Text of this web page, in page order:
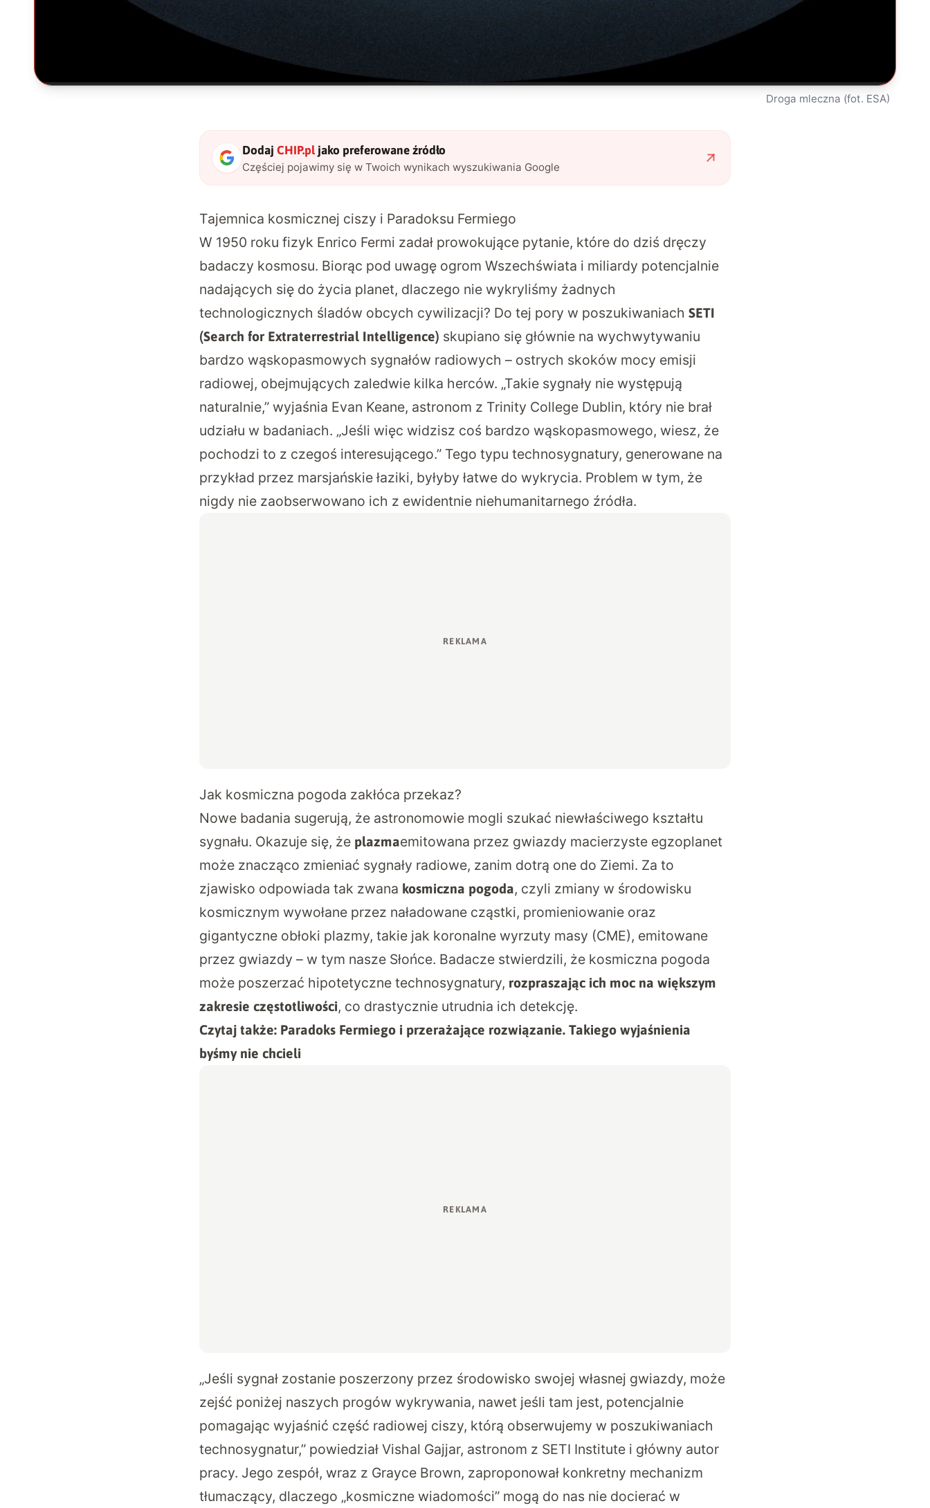
Droga mleczna (fot. ESA)
Dodaj CHIP.pljako preferowane źródło
Częściej pojawimy się w Twoich wynikach wyszukiwania Google
Tajemnica kosmicznej ciszy i Paradoksu Fermiego
W 1950 roku fizyk Enrico Fermi zadał prowokujące pytanie, które do dziś dręczy
badaczy kosmosu. Biorąc pod uwagę ogrom Wszechświata i miliardy potencjalnie
nadających się do życia planet, dlaczego nie wykryliśmy żadnych
technologicznych śladów obcych cywilizacji? Do tej pory w poszukiwaniach SETI
(Search for Extraterrestrial Intelligence) skupiano się głównie na wychwytywaniu
bardzo wąskopasmowych sygnałów radiowych – ostrych skoków mocy emisji
radiowej, obejmujących zaledwie kilka herców. „Takie sygnały nie występują
naturalnie,” wyjaśnia Evan Keane, astronom z Trinity College Dublin, który nie brał
udziału w badaniach. „Jeśli więc widzisz coś bardzo wąskopasmowego, wiesz, że
pochodzi to z czegoś interesującego.” Tego typu technosygnatury, generowane na
przykład przez marsjańskie łaziki, byłyby łatwe do wykrycia. Problem w tym, że
nigdy nie zaobserwowano ich z ewidentnie niehumanitarnego źródła.
Jak kosmiczna pogoda zakłóca przekaz?
Nowe badania sugerują, że astronomowie mogli szukać niewłaściwego kształtu
sygnału. Okazuje się, że plazmaemitowana przez gwiazdy macierzyste egzoplanet
może znacząco zmieniać sygnały radiowe, zanim dotrą one do Ziemi. Za to
zjawisko odpowiada tak zwana kosmiczna pogoda, czyli zmiany w środowisku
kosmicznym wywołane przez naładowane cząstki, promieniowanie oraz
gigantyczne obłoki plazmy, takie jak koronalne wyrzuty masy (CME), emitowane
przez gwiazdy – w tym nasze Słońce. Badacze stwierdzili, że kosmiczna pogoda
może poszerzać hipotetyczne technosygnatury, rozpraszając ich moc na większym
zakresie częstotliwości, co drastycznie utrudnia ich detekcję.
Czytaj także: Paradoks Fermiego i przerażające rozwiązanie. Takiego wyjaśnienia
byśmy nie chcieli
„Jeśli sygnał zostanie poszerzony przez środowisko swojej własnej gwiazdy, może
zejść poniżej naszych progów wykrywania, nawet jeśli tam jest, potencjalnie
pomagając wyjaśnić część radiowej ciszy, którą obserwujemy w poszukiwaniach
technosygnatur,” powiedział Vishal Gajjar, astronom z SETI Institute i główny autor
pracy. Jego zespół, wraz z Grayce Brown, zaproponował konkretny mechanizm
tłumaczący, dlaczego „kosmiczne wiadomości” mogą do nas nie docierać w